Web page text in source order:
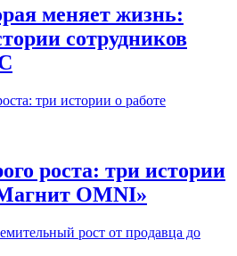
меняет жизнь:
сотрудников
роста: три истории
OMNI»